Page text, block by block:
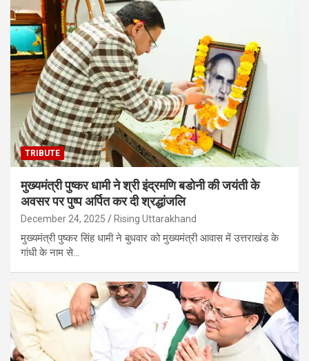
TRIBUTE
मुख्यमंत्री पुष्कर धामी ने श्री इंद्रमणि बडोनी की जयंती के
अवसर पर पुष्प अर्पित कर दी श्रद्धांजलि
December 24, 2025 Rising Uttarakhand
मुख्यमंत्री पुष्कर सिंह धामी ने बुधवार को मुख्यमंत्री आवास में उत्तराखंड के
गांधी के नाम से…